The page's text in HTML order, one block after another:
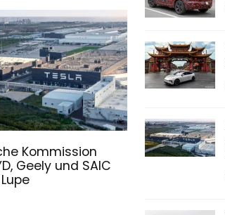
Kommission
Geely und SAIC